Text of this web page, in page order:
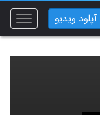
Toggle
آپلود ویدیو